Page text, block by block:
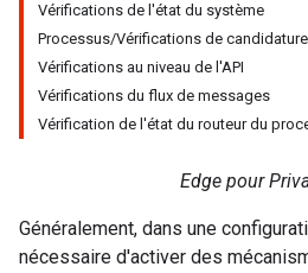
Vérifications de l'état du système
Processus/Vérifications de candidature
Vérifications au niveau de l'API
Vérifications du flux de messages
Vérification de l'état du routeur du
Edge pour
Généralement, dans une
nécessaire d'activer des